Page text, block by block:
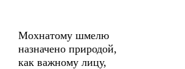
Мохнатому шмелю
назначено природой,
как важному лицу,